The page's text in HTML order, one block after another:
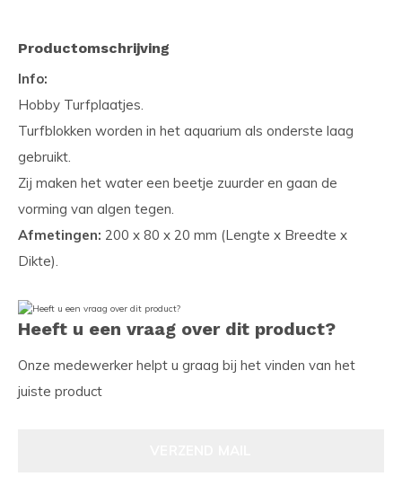
Productomschrijving
Info:
Hobby Turfplaatjes.
Turfblokken worden in het aquarium als onderste laag
gebruikt.
Zij maken het water een beetje zuurder en gaan de
vorming van algen tegen.
Afmetingen: 200 x 80 x 20 mm (Lengte x Breedte x
Dikte).
Heeft u een vraag over dit product?
Onze medewerker helpt u graag bij het vinden van het
juiste product